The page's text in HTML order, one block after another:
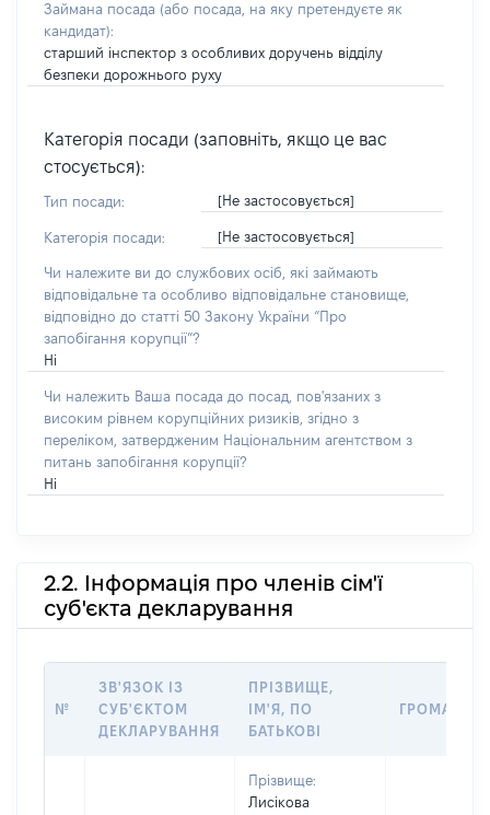
Займана посада (або посада, на яку претендуєте як
кандидат):
старший інспектор з особливих доручень відділу
безпеки дорожнього руху
Категорія посади (заповніть, якщо це вас
стосується):
Тип посади: [Не застосовується]
Категорія посади: [Не застосовується]
Чи належите ви до службових осіб, які займають
відповідальне та особливо відповідальне становище,
відповідно до статті 50 Закону України “Про
запобігання корупції”?
Ні
Чи належить Ваша посада до посад, пов'язаних з
високим рівнем корупційних ризиків, згідно з
переліком, затвердженим Національним агентством з
питань запобігання корупції?
Ні
2.2. Інформація про членів сім'ї
суб'єкта декларування
№
ЗВ'ЯЗОК ІЗ
СУБ'ЄКТОМ
ДЕКЛАРУВАННЯ
ПРІЗВИЩЕ,
ІМ'Я, ПО
БАТЬКОВІ
Прізвище:
Лисікова